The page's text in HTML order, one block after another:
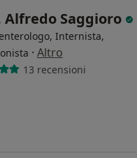
Alfredo Saggioro
Internista,
· Altro
13 recensioni